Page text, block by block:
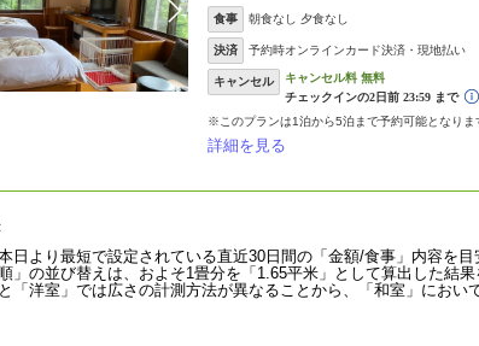
食事 朝食なし 夕食なし
決済 予約時オンラインカード決済・現地払い
キャンセル
※このプランは1泊から5泊まで予約可能となりま
詳細を見る
日より最短で設定されている直近30日間の「金額/食事」内容を目
」の並び替えは、およそ1畳分を「1.65平米」として算出した結果
「洋室」では広さの計測方法が異なることから、「和室」にお